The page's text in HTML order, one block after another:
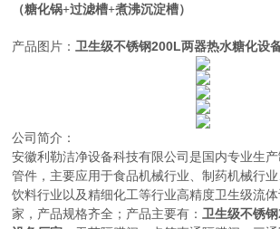
（糖化锅+过滤槽+煮沸沉淀槽）
产品图片： 卫生级不锈钢200L两器热水糖化设
公司简介：
安徽利勒洁净设备科技有限公司是 国内专业生
管件，主要应用于食品机械行业、制药机械行
饮料行业以及精细化工等行业高精度卫生级流
家， 产品规格齐全；产品主要有： 卫生级不锈